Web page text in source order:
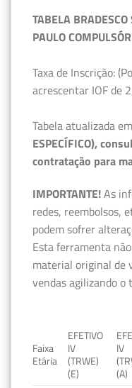
TABELA
PAULO
Taxa de Inscrição:
acrescentar IOF de
Tabela atualizada
ESPECÍFICO),
contratação para
IMPORTANTE!As
redes, reembolsos,
podem sofrer
Esta ferramenta
material original de
vendas agilizando o
Faixa
Etária
EFETIVO
IV
(TRWE)
(E)
IV
(A)